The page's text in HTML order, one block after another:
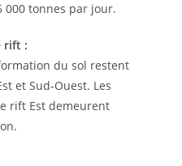
000 tonnes par jour.
rift :
du sol restent
et Sud-Ouest. Les
rift Est demeurent